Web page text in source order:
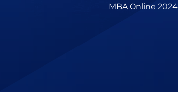
MBA Online 2024